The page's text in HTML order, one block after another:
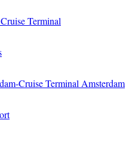
Terminal
Cruise Terminal Amsterdam